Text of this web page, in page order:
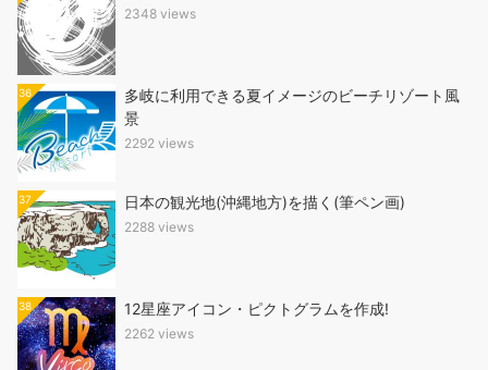
2348 views
36
多岐に利用できる夏イメージのビーチリゾート風
景
2292 views
37 日本の観光地(沖縄地方)を描く(筆ペン画)
2288 views
38 12星座アイコン・ピクトグラムを作成!
2262 views